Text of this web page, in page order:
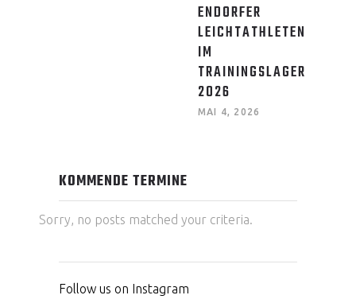
ENDORFER
LEICHTATHLETEN
IM
TRAININGSLAGER
2026
MAI 4, 2026
KOMMENDE TERMINE
Sorry, no posts matched your criteria.
Follow us on Instagram